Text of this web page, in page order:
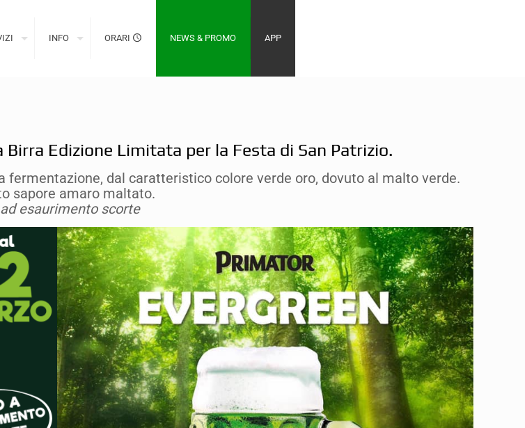
INFO ORARI NEWS & PROMO APP
Edizione Limitata per la Festa di San Patrizio.
fermentazione, dal caratteristico colore verde oro, dovuto al malto verde.
sapore amaro maltato.
esaurimento scorte